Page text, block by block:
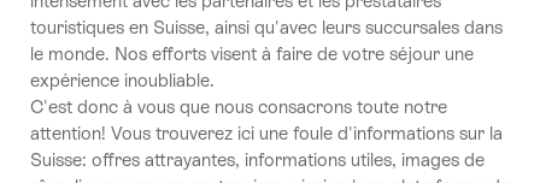
touristiques en Suisse, ainsi qu'avec leurs succursales dans
le monde. Nos efforts visent à faire de votre séjour une
expérience inoubliable.
C'est donc à vous que nous consacrons toute notre
attention! Vous trouverez ici une foule d'informations sur la
Suisse: offres attrayantes, informations utiles, images de